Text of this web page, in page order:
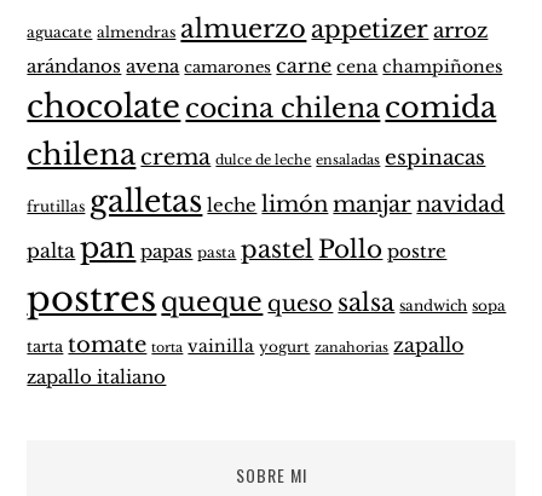
aguacate almendras almuerzo appetizer arroz
arándanos avena camarones carne cena champiñones
chocolate cocina chilenacomida
chilenacrema dulce de leche ensaladas espinacas
frutillas galletas leche limónmanjarnavidad
palta pan papas pasta pastel Pollo postre
postres queque queso salsa sandwich sopa
tarta tomate torta vainilla yogurt zanahorias zapallo
zapallo italiano
SOBRE MI